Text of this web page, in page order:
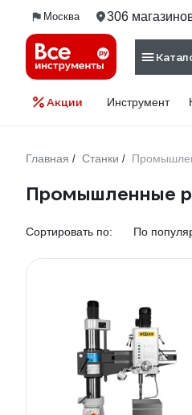
Москва 306
Акции Инструмент
Главная / Станки /
Промышленные
Сортировать по: По